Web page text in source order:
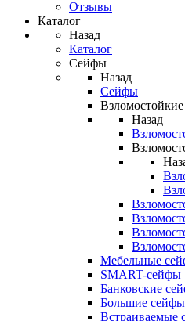
Отзывы
Каталог
Назад
Каталог
Сейфы
Назад
Сейфы
Назад
Мебельные
SMART-сейфы
Банковские
Большие сейфы
Встраиваемые